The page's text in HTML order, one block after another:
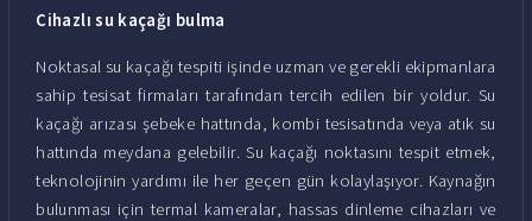
Cihazlı su kaçağı bulma
Noktasal su kaçağı tespiti işinde uzman ve gerekli ekipmanlara
sahip tesisat firmaları tarafından tercih edilen bir yoldur. Su
kaçağı arızası şebeke hattında, kombi tesisatında veya atık su
hattında meydana gelebilir. Su kaçağı noktasını tespit etmek,
teknolojinin yardımı ile her geçen gün kolaylaşıyor. Kaynağın
bulunması için termal kameralar, hassas dinleme cihazları ve